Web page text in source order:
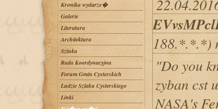
Kronika wydarze�
Galerie
Literatura
Architektura
Sztuka
Rada Koordynacyjna
Forum Gmin Cysterskich
Ludzie Szlaku Cysterskiego
Linki
188.*.*.*)
"Do you
zyban cst
NASA's